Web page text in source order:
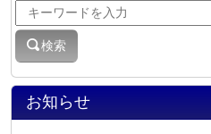
お知らせ
検索